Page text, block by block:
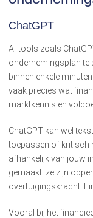
ChatGPT
AI-tools zoals
ondernemingsplan te
binnen enkele
vaak precies wat
marktkennis en
ChatGPT kan wel
toepassen of kritisch
afhankelijk van jouw
gemaakt: ze zijn
overtuigingskracht.
Vooral bij het